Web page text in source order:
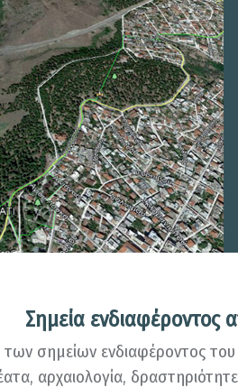
Σημεία ενδιαφέροντος
σημείων ενδιαφέροντος
αρχαιολογία,